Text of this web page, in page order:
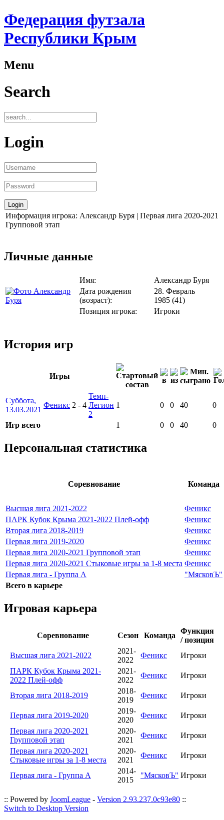
Федерация футзала
Республики Крым
Menu
Search
Login
Информация игрока: Александр Буря | Первая лига 2020-2021
Групповой этап
Личные данные
Имя:
Александр Буря
Дата рождения
(возраст):
28. Февраль
1985 (41)
Позиция игрока:
Игроки
История игр
Игры
Суббота,
13.03.2021
Феникс 2 - 4
Темп-
Легион
2
1 0 0 40 0
Игр всего 1 0 0 40 0
Персональная статистика
Соревнование Команда
Высшая лига 2021-2022
Феникс
ПАРК Кубок Крыма 2021-2022 Плей-офф
Феникс
Вторая лига 2018-2019
Феникс
Первая лига 2019-2020
Феникс
Первая лига 2020-2021 Групповой этап
Феникс
Первая лига 2020-2021 Стыковые игры за 1-8 места Феникс
Первая лига - Группа А
"МясковЪ"
Всего в карьере
Игровая карьера
Соревнование Сезон Команда
Функция
/ позиция
Высшая лига 2021-2022
2021-
2022
Феникс
Игроки
ПАРК Кубок Крыма 2021-
2022 Плей-офф
2021-
2022
Феникс Игроки
Вторая лига 2018-2019
2018-
2019
Феникс Игроки
Первая лига 2019-2020
2019-
2020
Феникс
Игроки
Первая лига 2020-2021
Групповой этап
2020-
2021
Феникс
Игроки
Первая лига 2020-2021
Стыковые игры за 1-8 места
2020-
2021
Феникс Игроки
Первая лига - Группа А
2014-
2015
"МясковЪ" Игроки
:: Powered by JoomLeague - Version 2.93.237.0c93e80 ::
Switch to Desktop Version